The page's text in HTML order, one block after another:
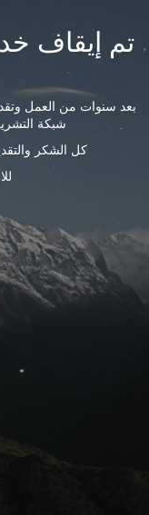
تم إيقاف
بعد سنوات من العمل
شبكة
كل الشكر